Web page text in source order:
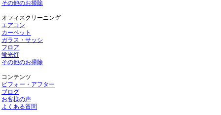
その他のお掃除
オフィスクリーニング
エアコン
カーペット
ガラス・サッシ
フロア
蛍光灯
その他のお掃除
コンテンツ
ビフォー・アフター
ブログ
お客様の声
よくある質問